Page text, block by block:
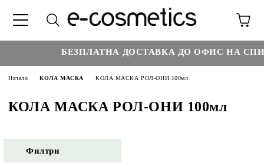
БЕЗПЛАТНА ДОСТАВКА ДО ОФИС НА
Начало КОЛА МАСКА КОЛА МАСКА РОЛ-ОНИ 100мл
КОЛА МАСКА РОЛ-ОНИ 100мл
Филтри